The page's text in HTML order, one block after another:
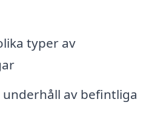
typer av
av befintliga